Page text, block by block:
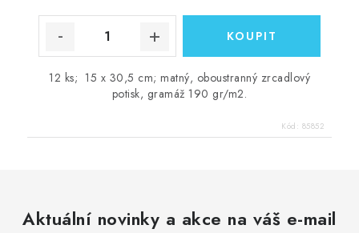
12 ks; 15 x 30,5 cm; matný, oboustranný zrcadlový
potisk, gramáž 190 gr/m2.
Kód: 85852
Aktuální novinky a akce na váš e-mail